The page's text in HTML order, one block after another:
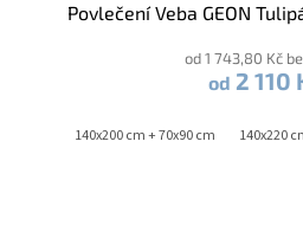
Povlečení Veba GEON
od 1 743,80 Kč
od 2 110
140x200 cm + 70x90 cm 140x220